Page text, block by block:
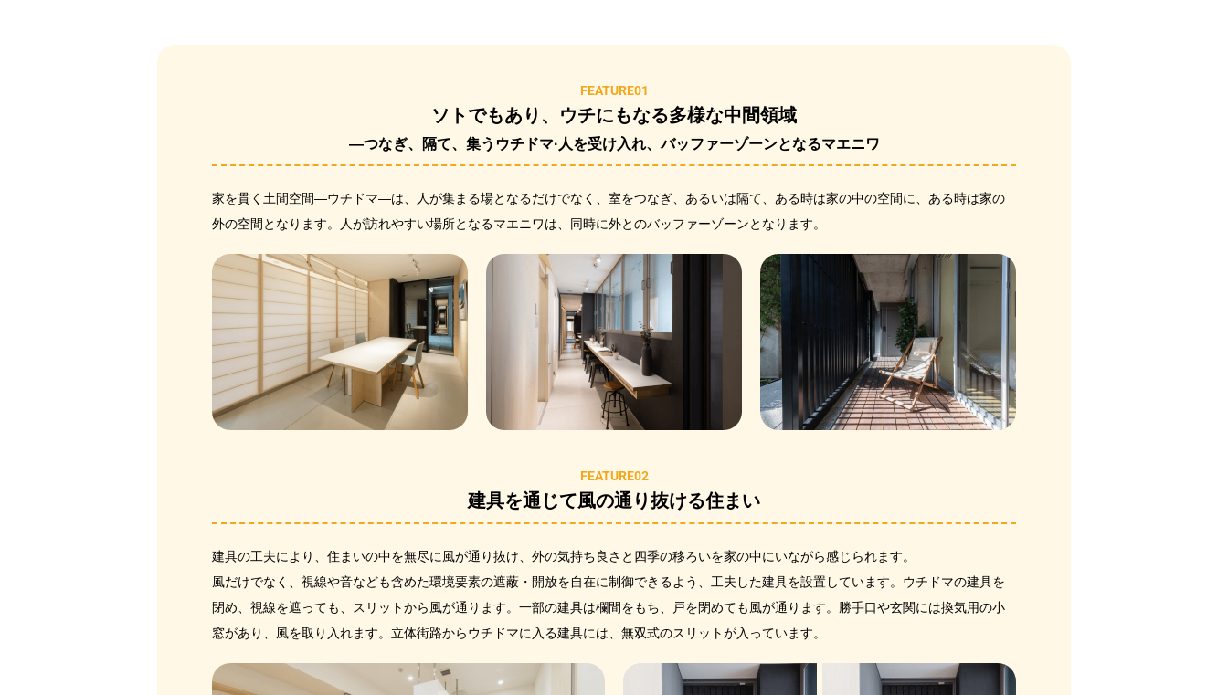
FEATURE01
ソトでもあり、 ウチにもなる多様な中間領域
―つなぎ、隔て、 集うウチドマ·人を受け入れ、バッファーゾーンとなるマエニワ
家を貫く土間空間―ウチドマ―は、人が集まる場となるだけでなく、室をつなぎ、あるいは隔て、ある時は家の中の空間に、ある時は家の
外の空間となります。人が訪れやすい場所となるマエニワは、同時に外とのバッファーゾーンとなります。
FEATURE02
建具を通じて風の通り抜ける住まい
建具の工夫により、住まいの中を無尽に風が通り抜け、外の気持ち良さと四季の移ろいを家の中にいながら感じられます。
風だけでなく、視線や音なども含めた環境要素の遮蔽・開放を自在に制御できるよう、工夫した建具を設置しています。ウチドマの建具を
閉め、視線を遮っても、スリットから風が通ります。一部の建具は欄間をもち、戸を閉めても風が通ります。勝手口や玄関には換気用の小
窓があり、風を取り入れます。立体街路からウチドマに入る建具には、無双式のスリットが入っています。